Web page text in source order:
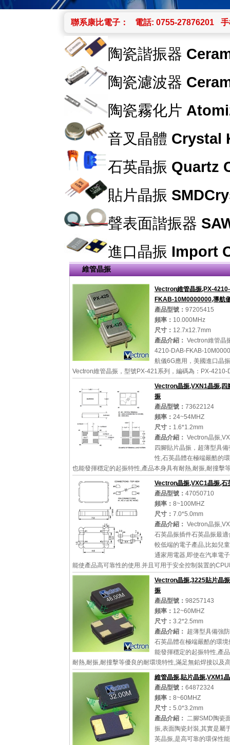
聯系康比電子： 電話: 0755-27876201
陶瓷諧振器
陶瓷濾波器
陶瓷霧化片
音叉晶體 Crystal
石英晶振 Quartz
貼片晶振
聲表面諧振器
進口晶振 Import
維管晶振
Vectron維管晶振,PX-
FKAB-10M0000000,導航
產品型號： 97205415
頻率： 10.000MHz
尺寸： 12.7x12.7mm
產品介紹： Vectron維管晶
4210-DAB-FKAB-
航儀6G應用，美國進口晶
Vectron維管晶振，型號PX-421系列，編碼為：PX-4210-
FKAB-10M0000000，頻率為：10.000MHz，尺寸為：
12.7x12.7mm，通孔晶體振蕩器，寬工...
詳細參數 查看大圖
Vectron晶振,VXN1晶振,四
振
產品型號： 73622124
頻率： 24~54MHZ
尺寸： 1.6*1.2mm
產品介紹： Vectron晶振
四腳貼片晶振，超薄型具
性,石英晶體在極端嚴酷的
也能發揮穩定的起振特性,產品本身具有耐熱,耐振,耐撞擊
耐環境特性,滿足無鉛焊接以及高溫回流溫度曲線要求,符
詳細參數 查看大圖
Vectron晶振,VXC1晶振,石
產品型號： 47050710
頻率： 8~100MHZ
尺寸： 7.0*5.0mm
產品介紹： Vectron晶振
石英晶振插件石英晶振最適
較低端的電子產品,比如兒
通家用電器,即使在汽車電
能使產品高可靠性的使用.并且可用于安全控制裝置的
發生源部分,好比時鐘單片機...
詳細參數 查看大圖
Vectron晶振,3225貼片晶
振
產品型號： 98257143
頻率： 12~60MHZ
尺寸： 3.2*2.5mm
產品介紹： 超薄型具備強
石英晶體在極端嚴酷的環境
能發揮穩定的起振特性,產
耐熱,耐振,耐撞擊等優良的耐環境特性,滿足無鉛焊接以及
溫度曲線要求,符合AEC-Q200標準.
詳細參數 查看大圖
維管晶振,貼片晶振,VXM1
產品型號： 64872324
頻率： 8~60MHZ
尺寸： 5.0*3.2mm
產品介紹： 二腳SMD陶瓷
振,表面陶瓷封裝,其實是屬
英晶振,是高可靠的環保性